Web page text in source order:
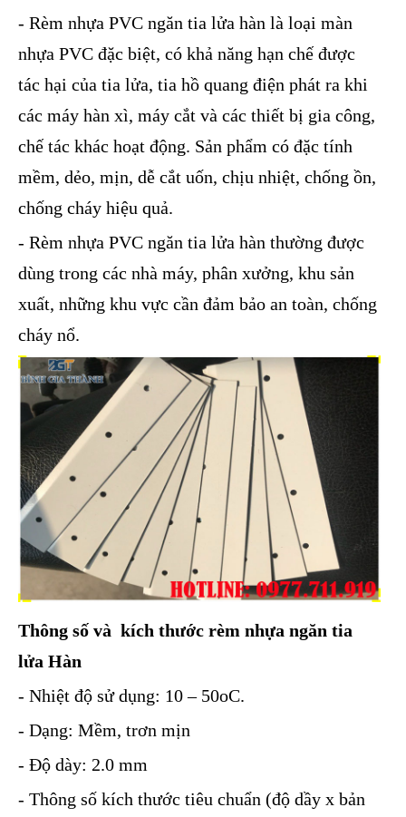
- Rèm nhựa PVC ngăn tia lửa hàn là loại màn
nhựa PVC đặc biệt, có khả năng hạn chế được
tác hại của tia lửa, tia hồ quang điện phát ra khi
các máy hàn xì, máy cắt và các thiết bị gia công,
chế tác khác hoạt động. Sản phẩm có đặc tính
mềm, dẻo, mịn, dễ cắt uốn, chịu nhiệt, chống ồn,
chống cháy hiệu quả.
- Rèm nhựa PVC ngăn tia lửa hàn thường được
dùng trong các nhà máy, phân xưởng, khu sản
xuất, những khu vực cần đảm bảo an toàn, chống
cháy nổ.
Thông số và kích thước rèm nhựa ngăn tia
lửa Hàn
- Nhiệt độ sử dụng: 10 – 50oC.
- Dạng: Mềm, trơn mịn
- Độ dày: 2.0 mm
- Thông số kích thước tiêu chuẩn (độ dầy x bản